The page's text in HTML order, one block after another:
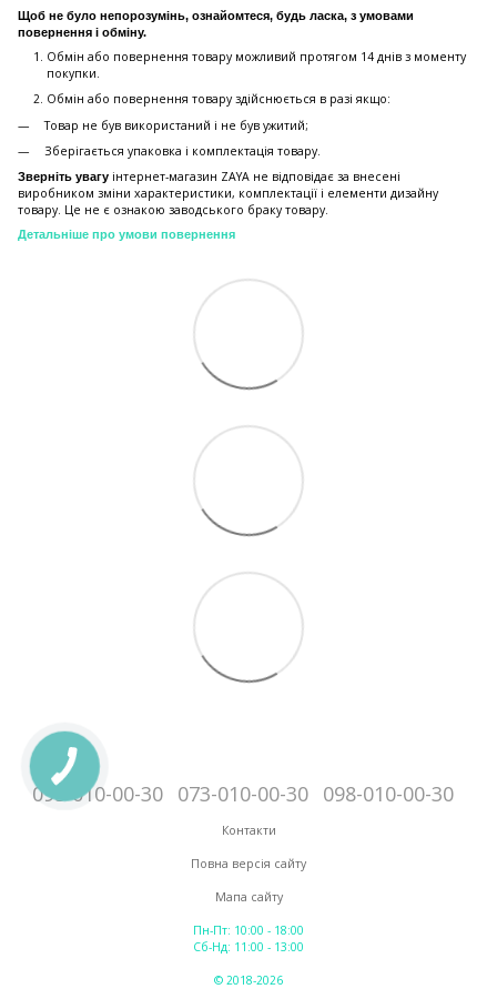
Щоб не було непорозумінь, ознайомтеся, будь ласка, з умовами
повернення і обміну.
Обмін або повернення товару можливий протягом 14 днів з моменту
покупки.
Обмiн або повернення товару здійснюється в разі якщо:
Товар не був використаний і не був ужитий;
Зберiгається упаковка і комплектація товару.
Зверніть увагу інтернет-магазин ZAYA не відповідає за внесені
виробником зміни характеристики, комплектації і елементи дизайну
товару. Це не є ознакою заводського браку товару.
Детальніше про умови повернення
095-010-00-30 073-010-00-30 098-010-00-30
Контакти
Повна версія сайту
Мапа сайту
Пн-Пт: 10:00 - 18:00
Сб-Нд: 11:00 - 13:00
© 2018-2026